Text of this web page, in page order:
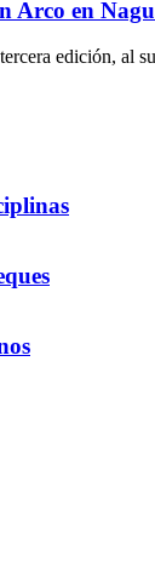
Arco en
edición, al